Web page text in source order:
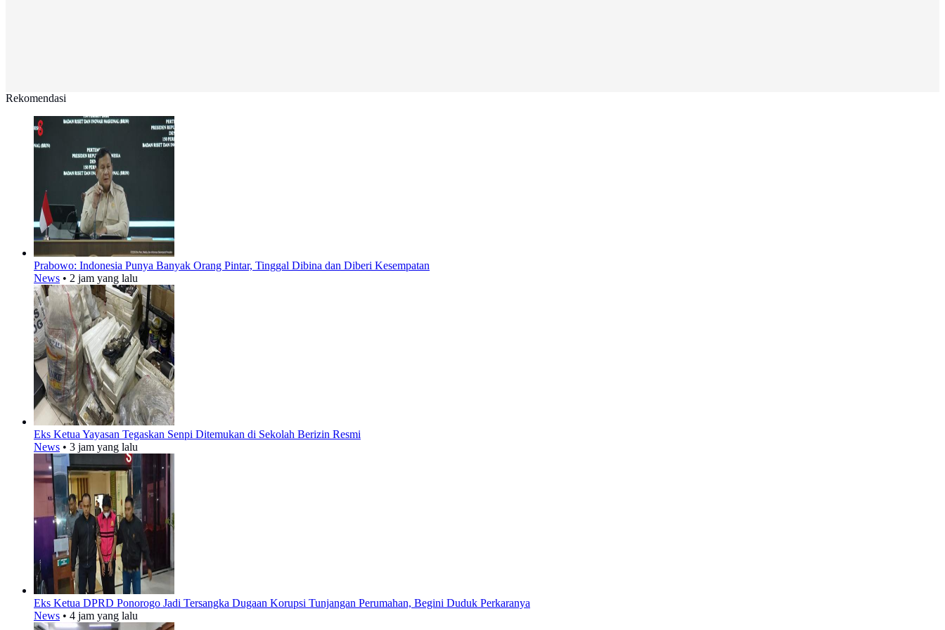
Rekomendasi
Prabowo: Indonesia Punya Banyak Orang Pintar, Tinggal Dibina dan Diberi Kesempatan
News • 2 jam yang lalu
Eks Ketua Yayasan Tegaskan Senpi Ditemukan di Sekolah Berizin Resmi
News • 3 jam yang lalu
Eks Ketua DPRD Ponorogo Jadi Tersangka Dugaan Korupsi Tunjangan Perumahan, Begini Duduk Perkaranya
News • 4 jam yang lalu